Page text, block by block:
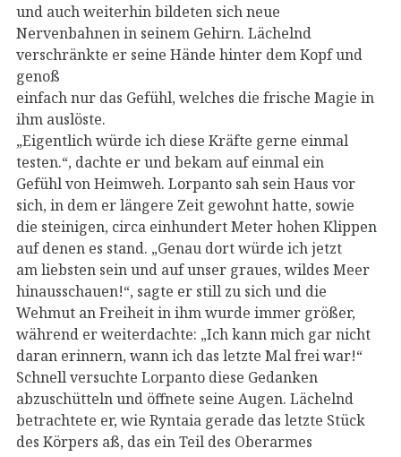
und auch weiterhin bildeten sich neue
Nervenbahnen in seinem Gehirn. Lächelnd
verschränkte er seine Hände hinter dem Kopf und
genoß
einfach nur das Gefühl, welches die frische Magie in
ihm auslöste.
„Eigentlich würde ich diese Kräfte gerne einmal
testen.“, dachte er und bekam auf einmal ein
Gefühl von Heimweh. Lorpanto sah sein Haus vor
sich, in dem er längere Zeit gewohnt hatte, sowie
die steinigen, circa einhundert Meter hohen Klippen
auf denen es stand. „Genau dort würde ich jetzt
am liebsten sein und auf unser graues, wildes Meer
hinausschauen!“, sagte er still zu sich und die
Wehmut an Freiheit in ihm wurde immer größer,
während er weiterdachte: „Ich kann mich gar nicht
daran erinnern, wann ich das letzte Mal frei war!“
Schnell versuchte Lorpanto diese Gedanken
abzuschütteln und öffnete seine Augen. Lächelnd
betrachtete er, wie Ryntaia gerade das letzte Stück
des Körpers aß, das ein Teil des Oberarmes